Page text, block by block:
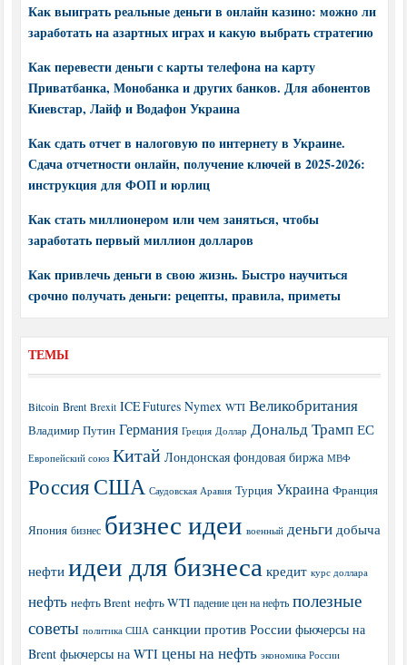
Как выиграть реальные деньги в онлайн казино: можно ли
заработать на азартных играх и какую выбрать стратегию
Как перевести деньги с карты телефона на карту
Приватбанка, Монобанка и других банков. Для абонентов
Киевстар, Лайф и Водафон Украина
Как сдать отчет в налоговую по интернету в Украине.
Сдача отчетности онлайн, получение ключей в 2025-2026:
инструкция для ФОП и юрлиц
Как стать миллионером или чем заняться, чтобы
заработать первый миллион долларов
Как привлечь деньги в свою жизнь. Быстро научиться
срочно получать деньги: рецепты, правила, приметы
ТЕМЫ
Bitcoin Brent Brexit ICE Futures Nymex WTI Великобритания
Владимир Путин Германия Греция Доллар Дональд Трамп ЕС
Европейский союз Китай Лондонская фондовая биржа МВФ
РоссияСША Саудовская Аравия Турция Украина Франция
Япония бизнес бизнес идеи военный деньги добыча
нефти идеи для бизнеса кредит курс доллара
нефть нефть Brent нефть WTI падение цен на нефть полезные
советы политика США санкции против России фьючерсы на
Brent фьючерсы на WTI цены на нефть экономика России